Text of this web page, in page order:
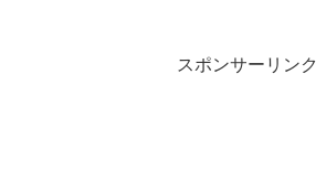
スポンサーリンク